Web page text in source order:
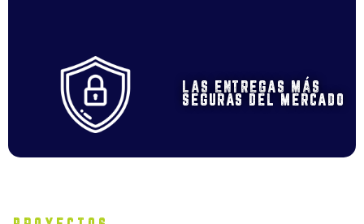
LAS ENTREGAS MÁS
SEGURAS DEL MERCADO